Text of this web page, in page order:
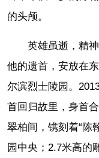
的头颅。
英雄虽逝，精
他的遗首，安放在
尔滨烈士陵园。
首回归故里，身首
翠柏间，镌刻着“陈
园中央；2.7米高的